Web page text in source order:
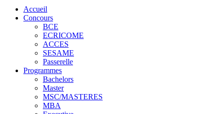
Accueil
Concours
BCE
ECRICOME
ACCES
SESAME
Passerelle
Programmes
Bachelors
Master
MSC/MASTERES
MBA